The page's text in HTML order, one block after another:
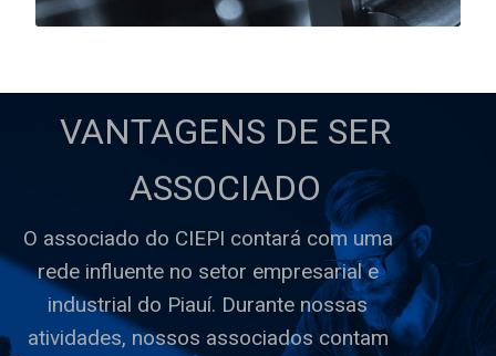
VANTAGENS DE SER
ASSOCIADO
O associado do CIEPI contará com uma
rede influente no setor empresarial e
industrial do Piauí. Durante nossas
atividades, nossos associados contam